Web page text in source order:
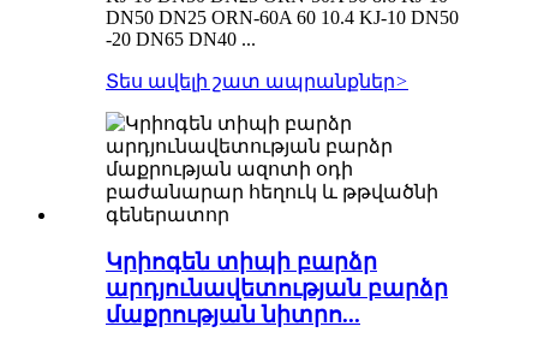
DN50 DN25 ORN-60A 60 10.4 KJ-10 DN50
-20 DN65 DN40 ...
Տես ավելի շատ ապրանքներ>
Կրիոգեն տիպի բարձր
արդյունավետության բարձր
մաքրության նիտրո...